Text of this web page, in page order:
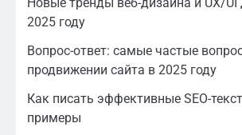
2025 году
Вопрос-ответ: самые частые
продвижении сайта в 2025 году
Как писать эффективные SEO-
примеры